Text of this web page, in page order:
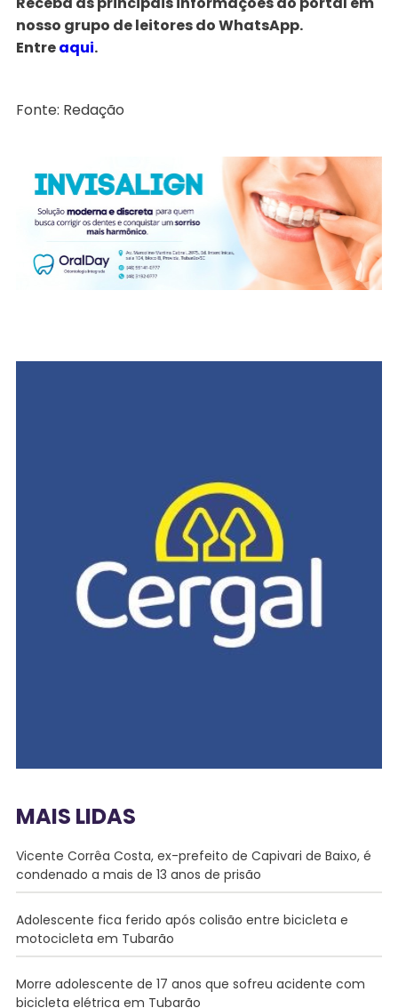
nosso grupo de leitores do WhatsApp.
Entreaqui.
Fonte: Redação
MAIS LIDAS
Vicente Corrêa Costa, ex-prefeito de Capivari de Baixo, é
condenado a mais de 13 anos de prisão
Adolescente fica ferido após colisão entre bicicleta e
motocicleta em Tubarão
Morre adolescente de 17 anos que sofreu acidente com
bicicleta elétrica em Tubarão